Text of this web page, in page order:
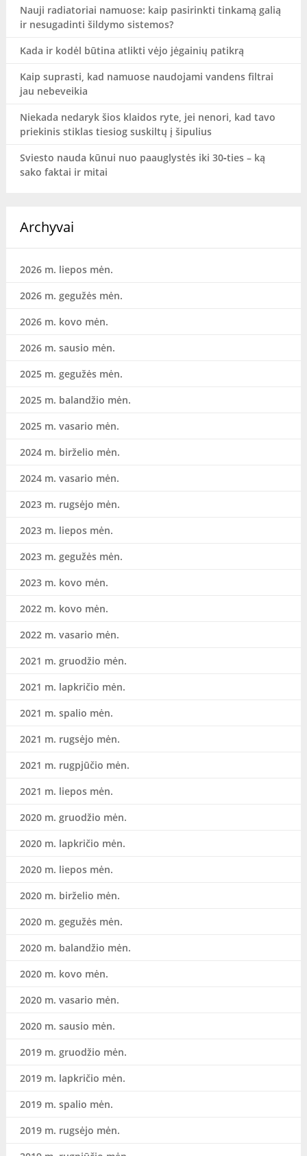
Nauji radiatoriai namuose: kaip pasirinkti tinkamą galią
ir nesugadinti šildymo sistemos?
Kada ir kodėl būtina atlikti vėjo jėgainių patikrą
Kaip suprasti, kad namuose naudojami vandens filtrai
jau nebeveikia
Niekada nedaryk šios klaidos ryte, jei nenori, kad tavo
priekinis stiklas tiesiog suskiltų į šipulius
Sviesto nauda kūnui nuo paauglystės iki 30‑ties – ką
sako faktai ir mitai
Archyvai
2026 m. liepos mėn.
2026 m. gegužės mėn.
2026 m. kovo mėn.
2026 m. sausio mėn.
2025 m. gegužės mėn.
2025 m. balandžio mėn.
2025 m. vasario mėn.
2024 m. birželio mėn.
2024 m. vasario mėn.
2023 m. rugsėjo mėn.
2023 m. liepos mėn.
2023 m. gegužės mėn.
2023 m. kovo mėn.
2022 m. kovo mėn.
2022 m. vasario mėn.
2021 m. gruodžio mėn.
2021 m. lapkričio mėn.
2021 m. spalio mėn.
2021 m. rugsėjo mėn.
2021 m. rugpjūčio mėn.
2021 m. liepos mėn.
2020 m. gruodžio mėn.
2020 m. lapkričio mėn.
2020 m. liepos mėn.
2020 m. birželio mėn.
2020 m. gegužės mėn.
2020 m. balandžio mėn.
2020 m. kovo mėn.
2020 m. vasario mėn.
2020 m. sausio mėn.
2019 m. gruodžio mėn.
2019 m. lapkričio mėn.
2019 m. spalio mėn.
2019 m. rugsėjo mėn.